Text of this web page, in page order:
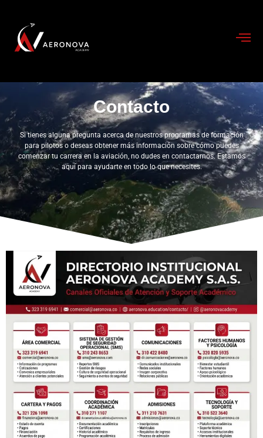
Contacto
Si tienes alguna pregunta acerca de nuestros programas de formación
para pilotos o deseas obtener más información sobre cómo puedes
comenzar tu carrera en la aviación, no dudes en contactarnos. Estamos
aquí para ayudarte en todo lo que necesites.